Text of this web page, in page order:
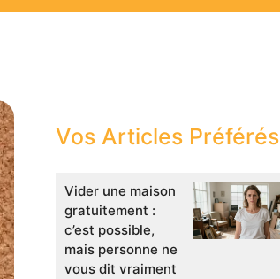
Vos Articles Préférés
Vider une maison
gratuitement :
c’est possible,
mais personne ne
vous dit vraiment